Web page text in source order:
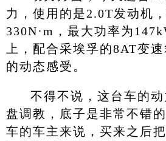
力，使用的是2.0T发动机
330N·m，最大功率为
上，配合采埃孚的8AT变
的动态感受。
不得不说，这台车的
盘调教，底子是非常不错
车的车主来说，买来之后